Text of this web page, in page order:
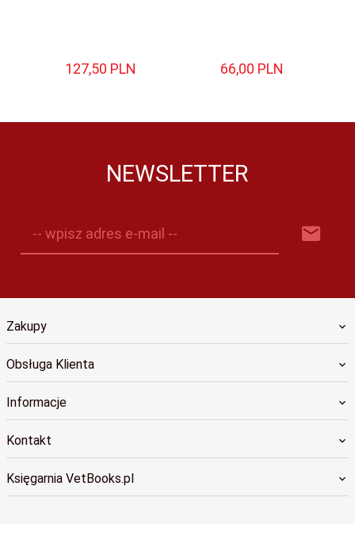
127,50 PLN 66,00 PLN
NEWSLETTER
-- wpisz adres e-mail --
Zakupy
Obsługa Klienta
Informacje
Kontakt
Księgarnia VetBooks.pl